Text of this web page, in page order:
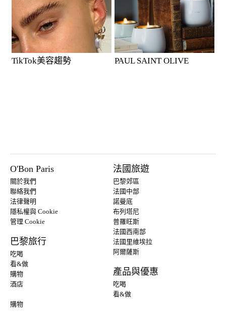
TikTok美容趨勢 PAUL SAINT OLIVE
O'Bon Paris
關於我們
聯絡我們
法律聲明
隱私權與 Cookie
管理 Cookie
巴黎旅行
吃喝
看&做
購物
酒店
法國旅遊
巴黎郊區
法國中部
諾曼底
布列塔尼
普羅旺斯
法國西南部
法國里維埃拉
阿爾薩斯
產品與優惠
吃喝
看&做
購物